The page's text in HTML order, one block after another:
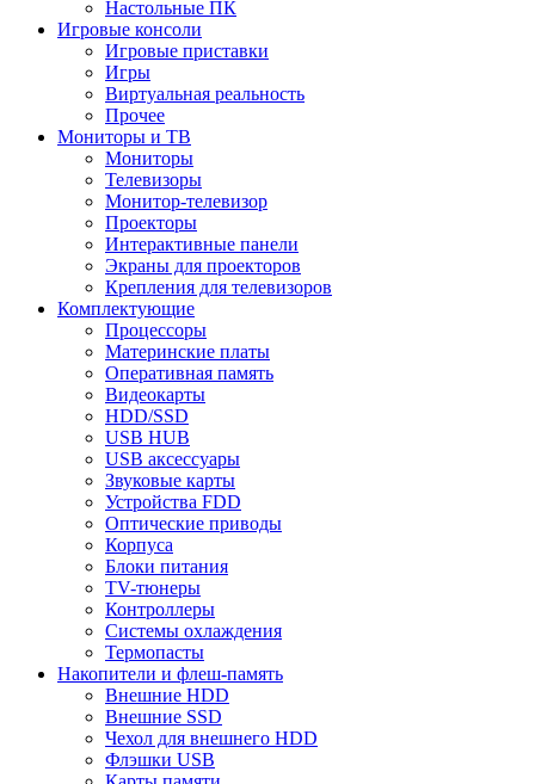
Настольные ПК
Игровые консоли
Игровые приставки
Игры
Виртуальная реальность
Прочее
Мониторы и ТВ
Мониторы
Телевизоры
Монитор-телевизор
Проекторы
Интерактивные панели
Экраны для проекторов
Крепления для телевизоров
Комплектующие
Процессоры
Материнские платы
Оперативная память
Видеокарты
HDD/SSD
USB HUB
USB аксессуары
Звуковые карты
Устройства FDD
Оптические приводы
Корпуса
Блоки питания
TV-тюнеры
Контроллеры
Системы охлаждения
Термопасты
Накопители и флеш-память
Внешние HDD
Внешние SSD
Чехол для внешнего HDD
Флэшки USB